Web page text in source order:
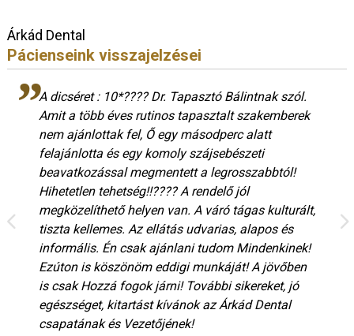
Árkád Dental
Pácienseink visszajelzései
A dicséret : 10*???? Dr. Tapasztó Bálintnak szól.
Amit a több éves rutinos tapasztalt szakemberek
nem ajánlottak fel, Ő egy másodperc alatt
felajánlotta és egy komoly szájsebészeti
beavatkozással megmentett a legrosszabbtól!
Hihetetlen tehetség!!???? A rendelő jól
megközelíthető helyen van. A váró tágas kulturált,
tiszta kellemes. Az ellátás udvarias, alapos és
informális. Én csak ajánlani tudom Mindenkinek!
Ezúton is köszönöm eddigi munkáját! A jövőben
is csak Hozzá fogok járni! További sikereket, jó
egészséget, kitartást kívánok az Árkád Dental
csapatának és Vezetőjének!